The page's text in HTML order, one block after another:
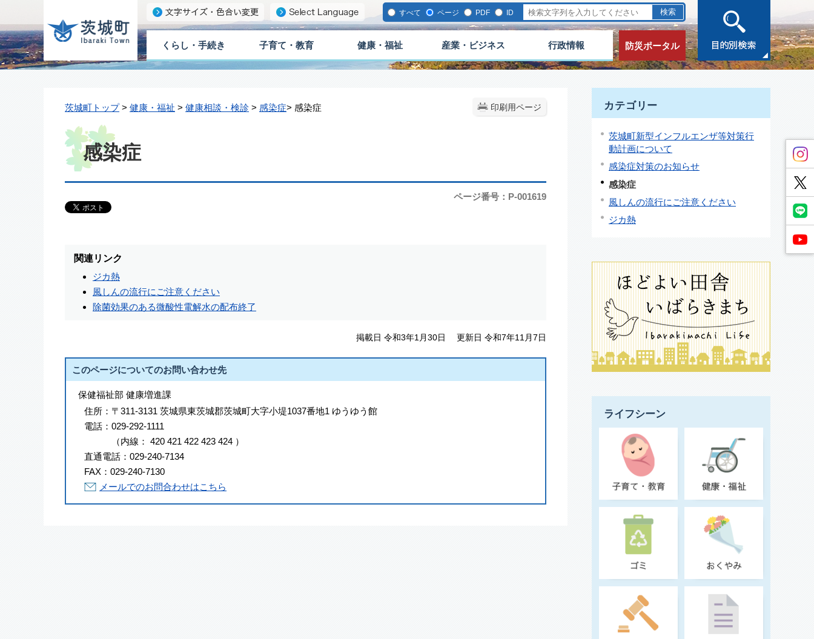
すべて ページ PDF ID
くらし・手続き 子育て・教育 健康・福祉 産業・ビジネス 行政情報 防災ポータル
印刷用ページ
茨城町トップ> 健康・福祉 > 健康相談・検診 > 感染症> 感染症
感染症
ページ番号：P-001619
関連リンク
ジカ熱
風しんの流行にご注意ください
除菌効果のある微酸性電解水の配布終了
掲載日 令和3年1月30日 更新日 令和7年11月7日
このページについてのお問い合わせ先
保健福祉部 健康増進課
住所： 〒311-3131 茨城県東茨城郡茨城町大字小堤1037番地1 ゆうゆう館
電話： 029-292-1111
（内線 ： 420 421 422 423 424 ）
直通電話： 029-240-7134
FAX： 029-240-7130
メールでのお問合わせはこちら
カテゴリー
茨城町新型インフルエンザ等対策行
動計画について
感染症対策のお知らせ
感染症
風しんの流行にご注意ください
ジカ熱
ライフシーン